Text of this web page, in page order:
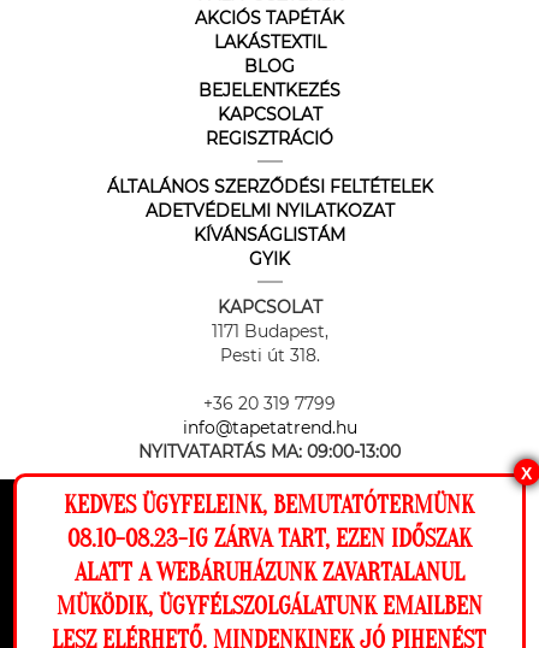
Ez a weboldal cookie-kat használ, hogy a
lehető legjobb élményt nyújtsa honlapunkon.
Beállítások
AKCIÓS TAPÉTÁK
LAKÁSTEXTIL
BLOG
BEJELENTKEZÉS
KAPCSOLAT
REGISZTRÁCIÓ
ÁLTALÁNOS SZERZŐDÉSI FELTÉTELEK
ADETVÉDELMI NYILATKOZAT
KÍVÁNSÁGLISTÁM
GYIK
KAPCSOLAT
1171 Budapest,
Pesti út 318.
+36 20 319 7799
info@tapetatrend.hu
NYITVATARTÁS MA: 09:00-13:00
Az online fizetést a Barion Payment Zrt. biztosítja, MNB engedély
száma: H-EN-I-1064/2013
X
KEDVES ÜGYFELEINK, BEMUTATÓTERMÜNK
08.10-08.23-IG ZÁRVA TART, EZEN IDŐSZAK
ALATT A WEBÁRUHÁZUNK ZAVARTALANUL
MÜKÖDIK, ÜGYFÉLSZOLGÁLATUNK EMAILBEN
LESZ ELÉRHETŐ. MINDENKINEK JÓ PIHENÉST